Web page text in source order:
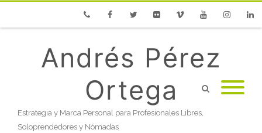
Andrés Pérez
Ortega
Estrategia y Marca Personal para Profesionales Libres,
Soloprendedores y Nómadas